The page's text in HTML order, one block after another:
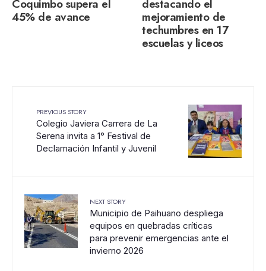
Coquimbo supera el
45% de avance
destacando el
mejoramiento de
techumbres en 17
escuelas y liceos
PREVIOUS STORY
Colegio Javiera Carrera de La
Serena invita a 1° Festival de
Declamación Infantil y Juvenil
NEXT STORY
Municipio de Paihuano despliega
equipos en quebradas críticas
para prevenir emergencias ante el
invierno 2026